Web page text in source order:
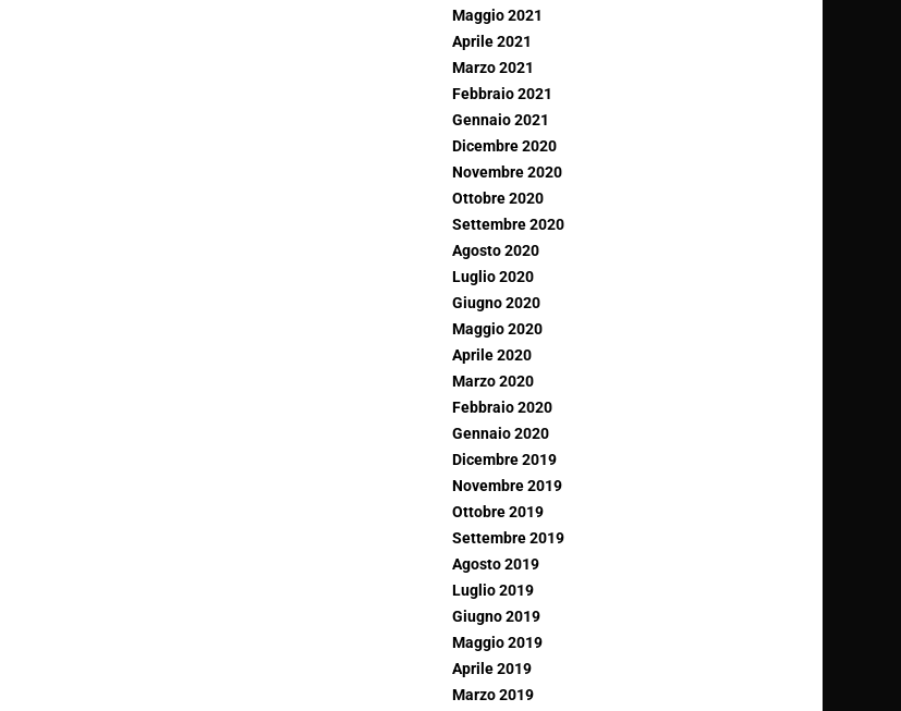
Maggio 2021
Aprile 2021
Marzo 2021
Febbraio 2021
Gennaio 2021
Dicembre 2020
Novembre 2020
Ottobre 2020
Settembre 2020
Agosto 2020
Luglio 2020
Giugno 2020
Maggio 2020
Aprile 2020
Marzo 2020
Febbraio 2020
Gennaio 2020
Dicembre 2019
Novembre 2019
Ottobre 2019
Settembre 2019
Agosto 2019
Luglio 2019
Giugno 2019
Maggio 2019
Aprile 2019
Marzo 2019